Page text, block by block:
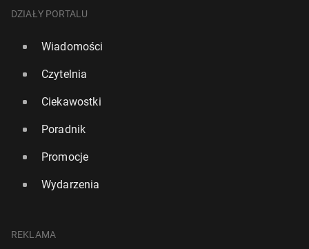
DZIAŁY PORTALU
Wiadomości
Czytelnia
Ciekawostki
Poradnik
Promocje
Wydarzenia
REKLAMA